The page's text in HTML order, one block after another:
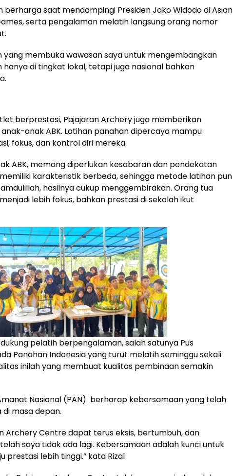
berharga saat mendampingi Presiden Joko Widodo di Asian
serta pengalaman melatih langsung orang nomor
yang membuka wawasan saya untuk mengembangkan
hanya di tingkat lokal, tetapi juga nasional bahkan
berprestasi, Pajajaran Archery juga memberikan
anak ABK. Latihan panahan dipercaya mampu
fokus, dan kontrol diri mereka.
ABK, memang diperlukan kesabaran dan pendekatan
karakteristik berbeda, sehingga metode latihan pun
hasilnya cukup menggembirakan. Orang tua
lebih fokus, bahkan prestasi di sekolah ikut
pelatih berpengalaman, salah satunya Pus
Panahan Indonesia yang turut melatih seminggu sekali.
inilah yang membuat kualitas pembinaan semakin
Nasional (PAN) berharap kebersamaan yang telah
masa depan.
Archery Centre dapat terus eksis, bertumbuh, dan
saya tidak ada lagi. Kebersamaan adalah kunci untuk
prestasi lebih tinggi.” kata Rizal